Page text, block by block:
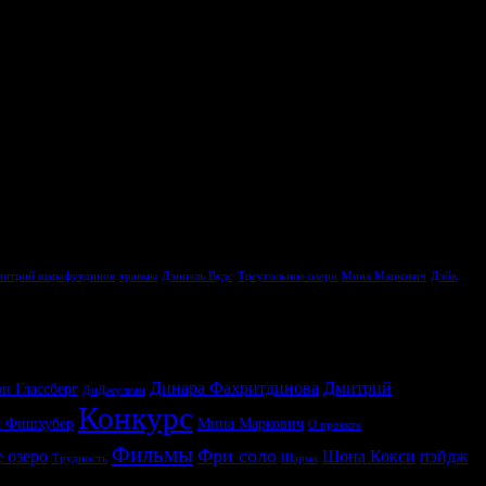
шарафутдинов травмы Дэниэль Вудс Треугольное озеро Мина Маркович Дэйв
Глассберг ДиДжулиан Динара Фахритдинова Дмитрий
Фишхубер Конкурс Мина Маркович О проекте
озеро Трудность Фильмы Фри соло Шарма Шона Кокси пэйдж